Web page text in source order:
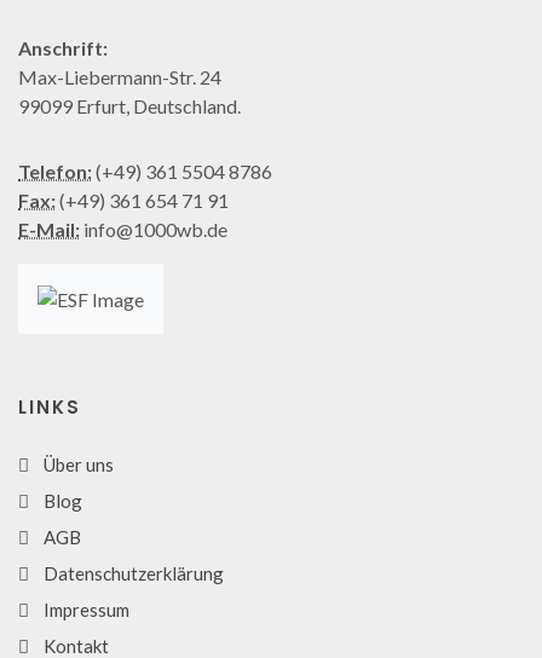
Anschrift:
Max-Liebermann-Str. 24
99099 Erfurt, Deutschland.
Telefon:(+49) 361 5504 8786
Fax:(+49) 361 654 71 91
E-Mail: info@1000wb.de
LINKS
Über uns
Blog
AGB
Datenschutzerklärung
Impressum
Kontakt